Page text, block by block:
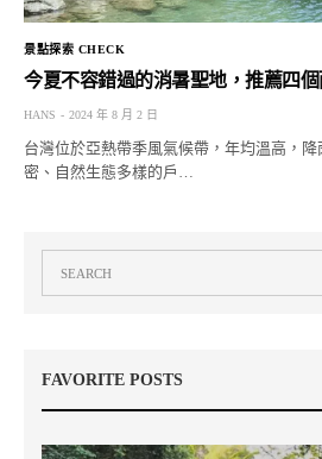
景點探索 CHECK
今夏不容錯過的消暑聖地，推薦四
HANS 2024 年 8 月 2 日
台灣位於亞熱帶季風氣候帶，年均溫高，
密、自然生態多樣的戶…
FAVORITE POSTS